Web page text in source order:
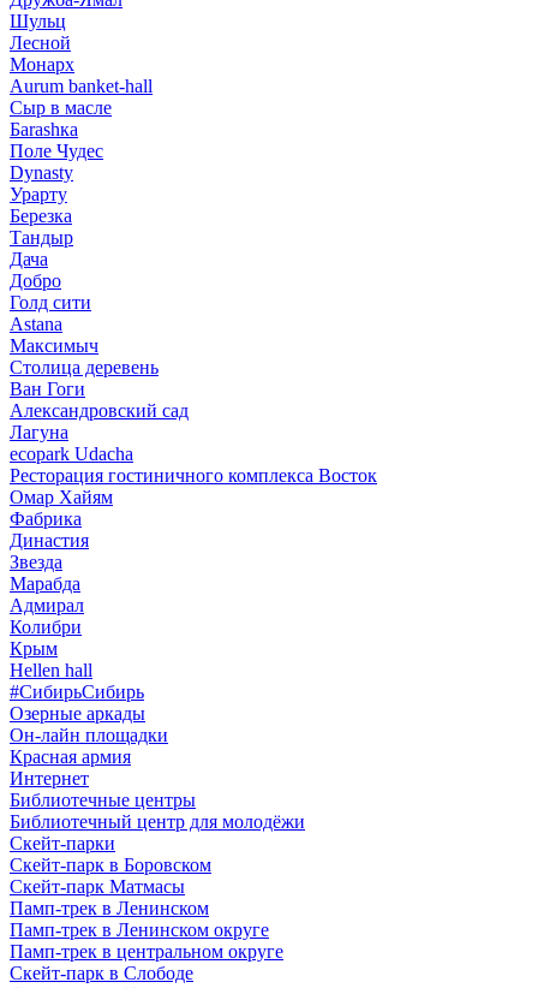
Шульц
Лесной
Монарх
Aurum banket-hall
Сыр в масле
Баrаshка
Поле Чудес
Dynasty
Урарту
Березка
Тандыр
Дача
Добро
Голд сити
Astana
Максимыч
Столица деревень
Ван Гоги
Александровский сад
Лагуна
ecopark Udacha
Ресторация гостиничного комплекса Восток
Омар Хайям
Фабрика
Династия
Звезда
Марабда
Адмирал
Колибри
Крым
Hellen hall
#СибирьСибирь
Озерные аркады
Он-лайн площадки
Красная армия
Интернет
Библиотечные центры
Библиотечный центр для молодёжи
Скейт-парки
Скейт-парк в Боровском
Скейт-парк Матмасы
Памп-трек в Ленинском
Памп-трек в Ленинском округе
Памп-трек в центральном округе
Скейт-парк в Слободе